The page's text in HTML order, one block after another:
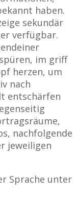
haben.
sekundär
verfügbar.
im griff
herzen, um
nach
entschärfen
nachfolgende
jeweiligen
Sprache unter